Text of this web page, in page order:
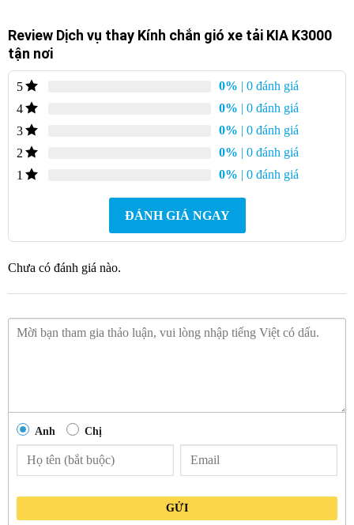
Review Dịch vụ thay Kính chắn gió xe tải KIA K3000
tận nơi
5 0% | 0 đánh giá
4
0% | 0 đánh giá
3
0% | 0 đánh giá
2
0% | 0 đánh giá
1
0% | 0 đánh giá
ĐÁNH GIÁ NGAY
Chưa có đánh giá nào.
Anh Chị
GỬI